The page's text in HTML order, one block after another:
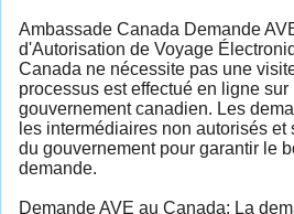
Ambassade Canada Demande
d'Autorisation de Voyage
Canada ne nécessite pas une
processus est effectué en ligne
gouvernement canadien. Les
les intermédiaires non autorisés
du gouvernement pour garantir le
demande.
Demande AVE au Canada: La